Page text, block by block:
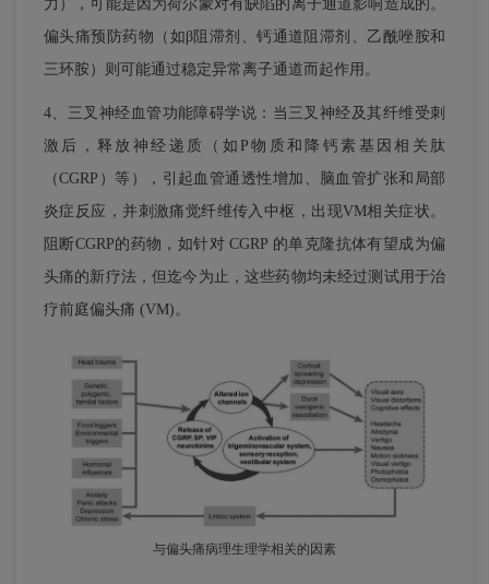
力），可能是因为荷尔蒙对有缺陷的离子通道影响造成的。
偏头痛预防药物（如β阻滞剂、钙通道阻滞剂、乙酰唑胺和
三环胺）则可能通过稳定异常离子通道而起作用。
4、三叉神经血管功能障碍学说：当三叉神经及其纤维受刺
激后，释放神经递质（如P物质和降钙素基因相关肽
（CGRP）等），引起血管通透性增加、脑血管扩张和局部
炎症反应，并刺激痛觉纤维传入中枢，出现VM相关症状。
阻断CGRP的药物，如针对 CGRP 的单克隆抗体有望成为偏
头痛的新疗法，但迄今为止，这些药物均未经过测试用于治
疗前庭偏头痛 (VM)。
与偏头痛病理生理学相关的因素